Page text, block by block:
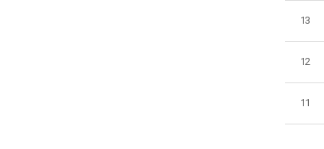
13
12
11